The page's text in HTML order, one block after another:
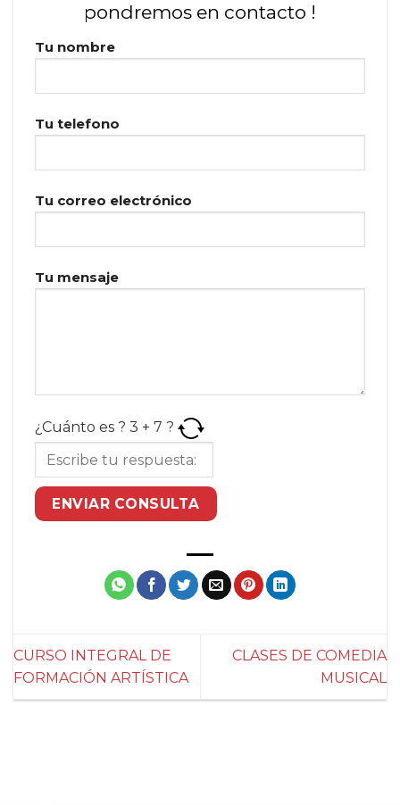
pondremos en contacto !
Tu nombre
Tu telefono
Tu correo electrónico
Tu mensaje
¿Cuánto es ? 3 + 7 ?
CURSO INTEGRAL DE
FORMACIÓN ARTÍSTICA
CLASES DE COMEDIA
MUSICAL